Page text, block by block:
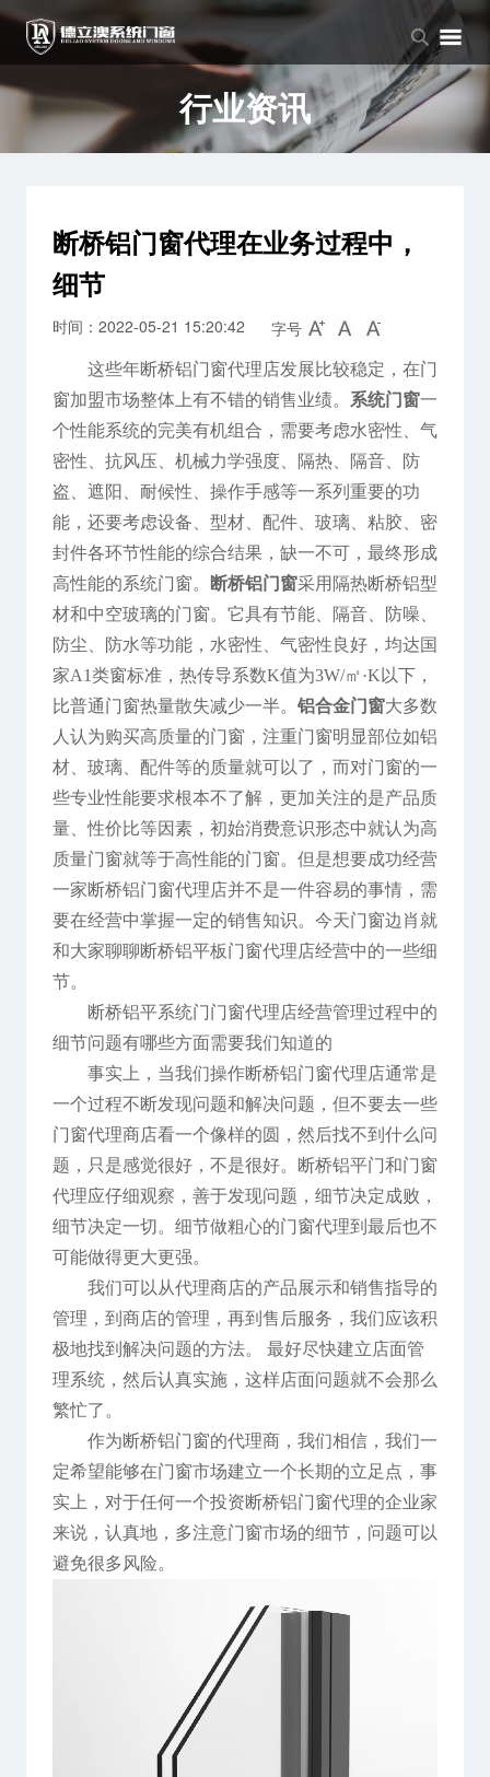
品牌中心
品牌介绍
企业文化
产品中心
窗系列
门系列
新闻中心
公司新闻
行业资讯
行业资讯
断桥铝门窗代理在业务过程中，
细节
时间：2022-05-21 15:20:42 字号
这些年断桥铝门窗代理店发展比较稳定，在门
窗加盟市场整体上有不错的销售业绩。
系统门窗一
个性能系统的完美有机组合，需要考虑水密性、气
密性、抗风压、机械力学强度、隔热、隔音、防
盗、遮阳、耐候性、操作手感等一系列重要的功
能，还要考虑设备、型材、配件、玻璃、粘胶、密
封件各环节性能的综合结果，缺一不可，最终形成
高性能的系统门窗。
断桥铝门窗采用隔热断桥铝型
材和中空玻璃的门窗。它具有节能、隔音、防噪、
防尘、防水等功能，水密性、气密性良好，均达国
家A1类窗标准，热传导系数K值为3W/㎡·K以下，
比普通门窗热量散失减少一半。 铝合金门窗大多数
人认为购买高质量的门窗，注重门窗明显部位如铝
材、玻璃、配件等的质量就可以了，而对门窗的一
些专业性能要求根本不了解，更加关注的是产品质
量、性价比等因素，初始消费意识形态中就认为高
质量门窗就等于高性能的门窗。但是想要成功经营
一家断桥铝门窗代理店并不是一件容易的事情，需
要在经营中掌握一定的销售知识。今天门窗边肖就
和大家聊聊断桥铝平板门窗代理店经营中的一些细
节。
断桥铝平系统门门窗代理店经营管理过程中的
细节问题有哪些方面需要我们知道的
事实上，当我们操作断桥铝门窗代理店通常是
一个过程不断发现问题和解决问题，但不要去一些
门窗代理商店看一个像样的圆，然后找不到什么问
题，只是感觉很好，不是很好。断桥铝平门和门窗
代理应仔细观察，善于发现问题，细节决定成败，
细节决定一切。细节做粗心的门窗代理到最后也不
可能做得更大更强。
我们可以从代理商店的产品展示和销售指导的
管理，到商店的管理，再到售后服务，我们应该积
极地找到解决问题的方法。 最好尽快建立店面管
理系统，然后认真实施，这样店面问题就不会那么
繁忙了。
作为断桥铝门窗的代理商，我们相信，我们一
定希望能够在门窗市场建立一个长期的立足点，事
实上，对于任何一个投资断桥铝门窗代理的企业家
来说，认真地，多注意门窗市场的细节，问题可以
避免很多风险。